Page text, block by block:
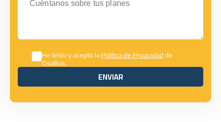
He leído y acepto laPolítica de Privacidadde
OsaBus.
ENVIAR
ENVIAR